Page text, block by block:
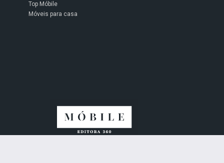
Top Móbile
Móveis para casa